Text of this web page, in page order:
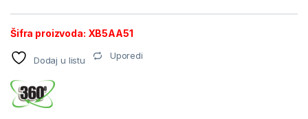
Šifra proizvoda: XB5AA51
Dodaj u listu Uporedi